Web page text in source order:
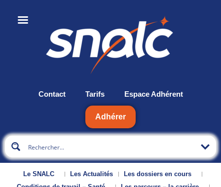
Contact Tarifs Espace Adhérent
Adhérer
Le SNALC Les Actualités
Les dossiers en cours